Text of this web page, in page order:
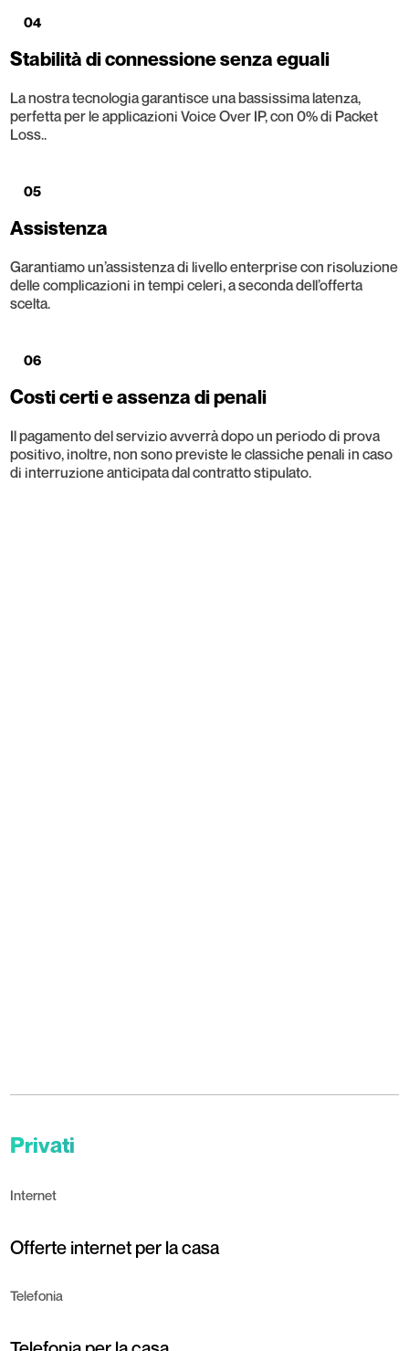
04
Stabilità di connessione senza eguali
La nostra tecnologia garantisce una bassissima latenza,
perfetta per le applicazioni Voice Over IP, con 0% di Packet
Loss..
05
Assistenza
Garantiamo un’assistenza di livello enterprise con risoluzione
delle complicazioni in tempi celeri, a seconda dell’offerta
scelta.
06
Costi certi e assenza di penali
Il pagamento del servizio avverrà dopo un periodo di prova
positivo, inoltre, non sono previste le classiche penali in caso
di interruzione anticipata dal contratto stipulato.
Privati
Internet
Offerte internet per la casa
Telefonia